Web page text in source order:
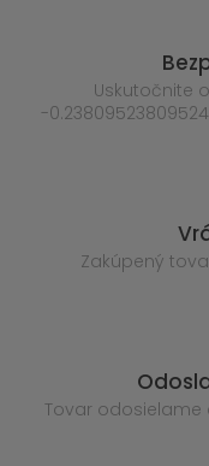
Uskutočnite
-
Zakúpený
Tovar